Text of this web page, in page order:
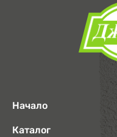
Начало
Каталог